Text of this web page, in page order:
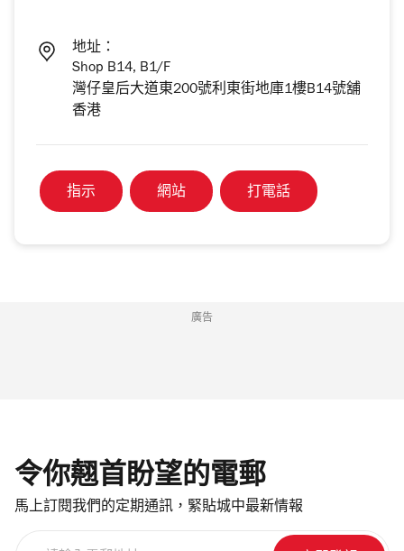
地址：
Shop B14, B1/F
灣仔皇后大道東200號利東街地庫1樓B14號舖
香港
指示 網站 打電話
廣告
令你翹首盼望的電郵
馬上訂閱我們的定期通訊，緊貼城中最新情報